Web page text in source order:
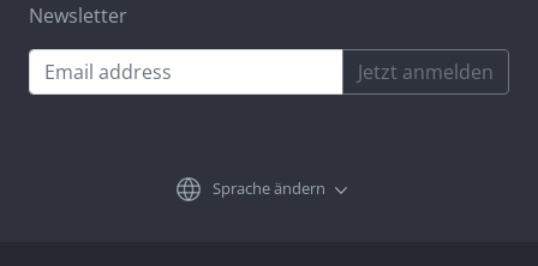
Newsletter
Jetzt anmelden
Sprache ändern